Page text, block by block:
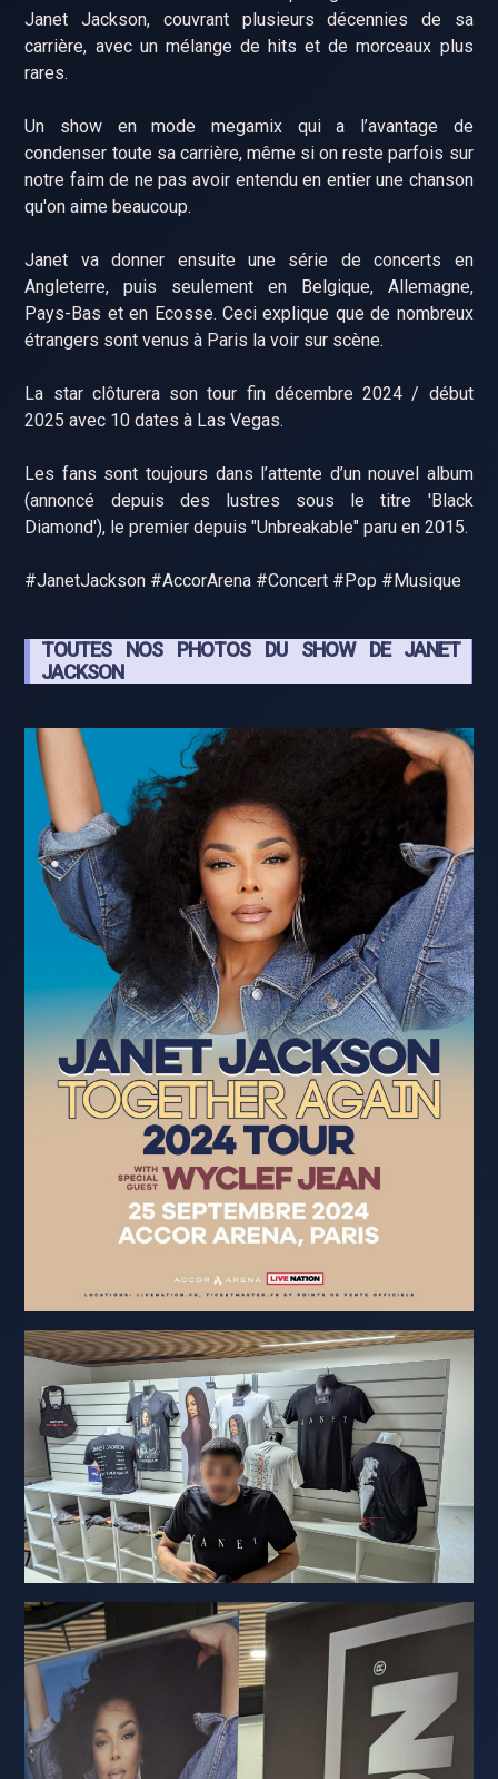
Janet Jackson, couvrant plusieurs décennies de sa
carrière, avec un mélange de hits et de morceaux plus
rares.
Un show en mode megamix qui a l’avantage de
condenser toute sa carrière, même si on reste parfois sur
notre faim de ne pas avoir entendu en entier une chanson
qu'on aime beaucoup.
Janet va donner ensuite une série de concerts en
Angleterre, puis seulement en Belgique, Allemagne,
Pays-Bas et en Ecosse. Ceci explique que de nombreux
étrangers sont venus à Paris la voir sur scène.
La star clôturera son tour fin décembre 2024 / début
2025 avec 10 dates à Las Vegas.
Les fans sont toujours dans l’attente d’un nouvel album
(annoncé depuis des lustres sous le titre 'Black
Diamond'), le premier depuis "Unbreakable" paru en 2015.
#JanetJackson #AccorArena #Concert #Pop #Musique
TOUTES NOS PHOTOS DU SHOW DE JANET
JACKSON